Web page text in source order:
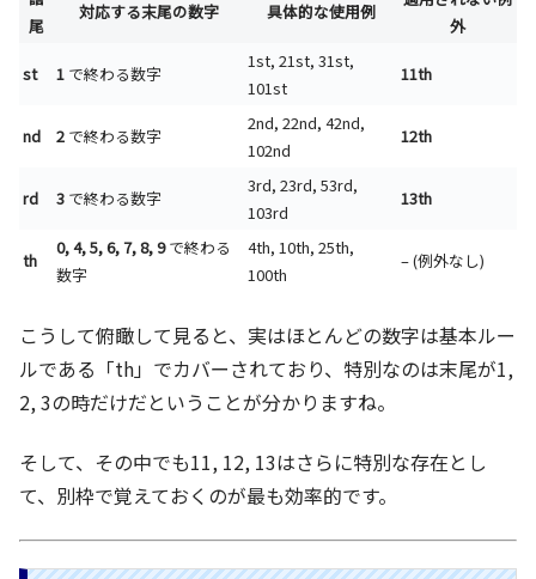
尾
対応する末尾の数字 具体的な使用例
外
st 1 で終わる数字
1st, 21st, 31st,
101st
11th
nd 2 で終わる数字
2nd, 22nd, 42nd,
102nd
12th
rd 3 で終わる数字
3rd, 23rd, 53rd,
103rd
13th
th
0, 4, 5, 6, 7, 8, 9で終わる
数字
4th, 10th, 25th,
100th
– (例外なし)
こうして俯瞰して見ると、実はほとんどの数字は基本ルー
ルである「th」でカバーされており、特別なのは末尾が1,
2, 3の時だけだということが分かりますね。
そして、その中でも11, 12, 13はさらに特別な存在とし
て、別枠で覚えておくのが最も効率的です。